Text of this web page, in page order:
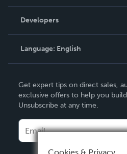
Podcast
Order Lookup
Knowledge Base
Contact Support
Developers
Language: English
Deutsch
Français
Español
Get expert tips on direct sales,
exclusive offers to help you
Unsubscribe at any time.